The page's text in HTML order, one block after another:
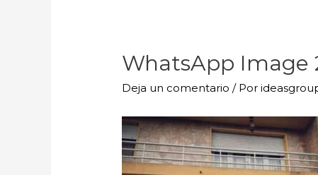
WhatsApp Image
Deja un comentario / Por